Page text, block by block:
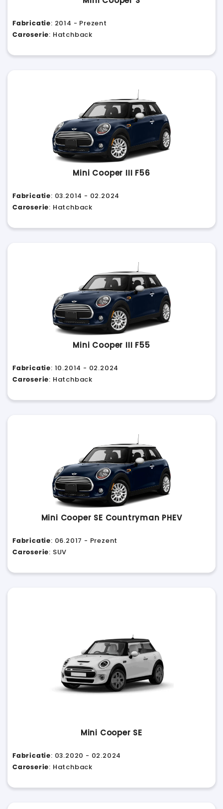
Fabricatie: 2014 - Prezent
Caroserie: Hatchback
Mini Cooper III F56
Fabricatie: 03.2014 - 02.2024
Caroserie: Hatchback
Mini Cooper III F55
Fabricatie: 10.2014 - 02.2024
Caroserie: Hatchback
Mini Cooper SE Countryman PHEV
Fabricatie: 06.2017 - Prezent
Caroserie: SUV
Mini Cooper SE
Fabricatie: 03.2020 - 02.2024
Caroserie: Hatchback